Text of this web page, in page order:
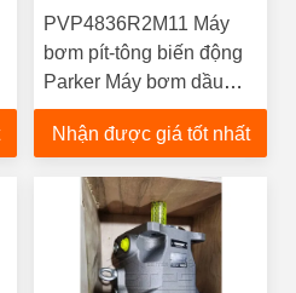
PVP4836R2M11 Máy
bơm pít-tông biến động
Parker Máy bơm dầu
thủy lực cho máy công
cụ
Nhận được giá tốt nhất